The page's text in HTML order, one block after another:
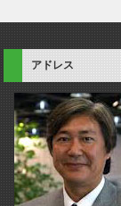
アドレス